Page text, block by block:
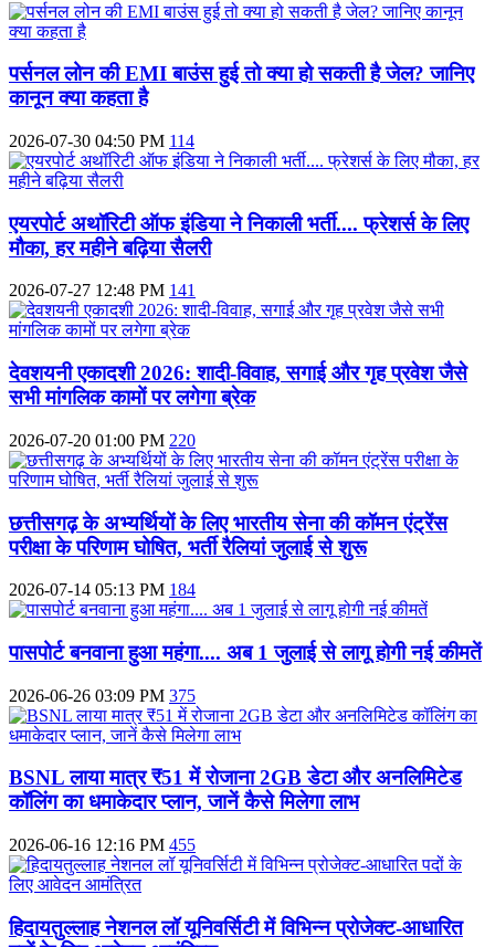
पर्सनल लोन की EMI बाउंस हुई तो क्या हो सकती है जेल? जानिए
कानून क्या कहता है
2026-07-30 04:50 PM 114
एयरपोर्ट अथॉरिटी ऑफ इंडिया ने निकाली भर्ती.... फ्रेशर्स के लिए
मौका, हर महीने बढ़िया सैलरी
2026-07-27 12:48 PM 141
देवशयनी एकादशी 2026: शादी-विवाह, सगाई और गृह प्रवेश जैसे
सभी मांगलिक कामों पर लगेगा ब्रेक
2026-07-20 01:00 PM 220
छत्तीसगढ़ के अभ्यर्थियों के लिए भारतीय सेना की कॉमन एंट्रेंस
परीक्षा के परिणाम घोषित, भर्ती रैलियां जुलाई से शुरू
2026-07-14 05:13 PM 184
पासपोर्ट बनवाना हुआ महंगा.... अब 1 जुलाई से लागू होगी नई कीमतें
2026-06-26 03:09 PM 375
BSNL लाया मात्र ₹51 में रोजाना 2GB डेटा और अनलिमिटेड
कॉलिंग का धमाकेदार प्लान, जानें कैसे मिलेगा लाभ
2026-06-16 12:16 PM 455
हिदायतुल्लाह नेशनल लॉ यूनिवर्सिटी में विभिन्न प्रोजेक्ट-आधारित